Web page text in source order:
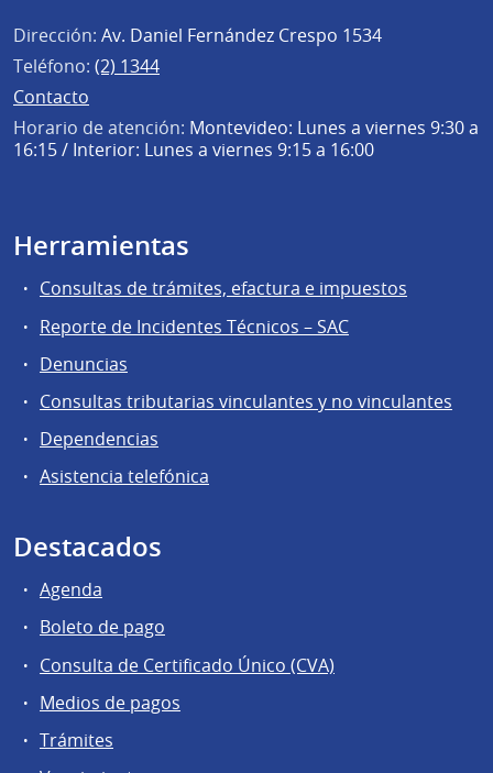
Dirección: Av. Daniel Fernández Crespo 1534
Teléfono: (2) 1344
Contacto
Horario de atención: Montevideo: Lunes a viernes 9:30 a
16:15 / Interior: Lunes a viernes 9:15 a 16:00
Herramientas
Consultas de trámites, efactura e impuestos
Reporte de Incidentes Técnicos – SAC
Denuncias
Consultas tributarias vinculantes y no vinculantes
Dependencias
Asistencia telefónica
Destacados
Agenda
Boleto de pago
Consulta de Certificado Único (CVA)
Medios de pagos
Trámites